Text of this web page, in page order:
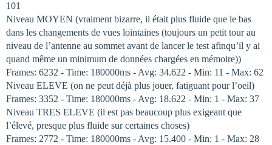
101
Niveau MOYEN (vraiment bizarre, il était plus fluide que le bas
dans les changements de vues lointaines (toujours un petit tour au
niveau de l’antenne au sommet avant de lancer le test afinqu’il y ai
quand même un minimum de données chargées en mémoire))
Frames: 6232 - Time: 180000ms - Avg: 34.622 - Min: 11 - Max: 62
Niveau ELEVE (on ne peut déjà plus jouer, fatiguant pour l’oeil)
Frames: 3352 - Time: 180000ms - Avg: 18.622 - Min: 1 - Max: 37
Niveau TRES ELEVE (il est pas beaucoup plus exigeant que
l’élevé, presque plus fluide sur certaines choses)
Frames: 2772 - Time: 180000ms - Avg: 15.400 - Min: 1 - Max: 28